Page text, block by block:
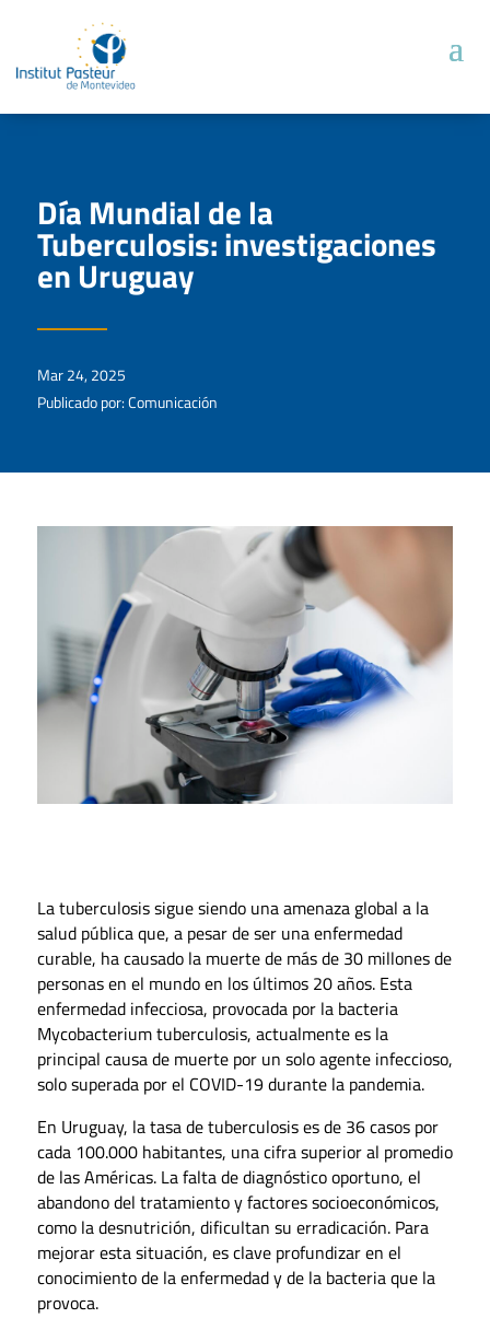
Día Mundial de la
Tuberculosis: investigaciones
en Uruguay
Mar 24, 2025
Publicado por: Comunicación
La tuberculosis sigue siendo una amenaza global a la
salud pública que, a pesar de ser una enfermedad
curable, ha causado la muerte de más de 30 millones de
personas en el mundo en los últimos 20 años. Esta
enfermedad infecciosa, provocada por la bacteria
Mycobacterium tuberculosis, actualmente es la
principal causa de muerte por un solo agente infeccioso,
solo superada por el COVID-19 durante la pandemia.
En Uruguay, la tasa de tuberculosis es de 36 casos por
cada 100.000 habitantes, una cifra superior al promedio
de las Américas. La falta de diagnóstico oportuno, el
abandono del tratamiento y factores socioeconómicos,
como la desnutrición, dificultan su erradicación. Para
mejorar esta situación, es clave profundizar en el
conocimiento de la enfermedad y de la bacteria que la
provoca.